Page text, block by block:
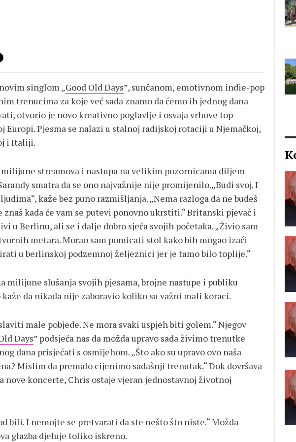
singlom „Good Old Days”, sunčanom, emotivnom indie-pop
trenucima za koje već sada znamo da ćemo ih jednog dana
otvorio je novo kreativno poglavlje i osvaja vrhove top-
Europi. Pjesma se nalazi u stalnoj radijskoj rotaciji u Njemačkoj,
i Italiji.
streamova i nastupa na velikim pozornicama diljem
smatra da se ono najvažnije nije promijenilo.„Budi svoj. I
kaže bez puno razmišljanja. „Nema razloga da ne budeš
znaš kada će vam se putevi ponovno ukrstiti.“ Britanski pjevač i
u Berlinu, ali se i dalje dobro sjeća svojih početaka. „Živio sam
metara. Morao sam pomicati stol kako bih mogao izaći
u berlinskoj podzemnoj željeznici jer je tamo bilo toplije.“
milijune slušanja svojih pjesama, brojne nastupe i publiku
da nikada nije zaboravio koliko su važni mali koraci.
male pobjede. Ne mora svaki uspjeh biti golem.“ Njegov
Days” podsjeća nas da možda upravo sada živimo trenutke
dana prisjećati s osmijehom. „Što ako su upravo ovo naša
Mislim da premalo cijenimo sadašnji trenutak.“ Dok dovršava
nove koncerte, Chris ostaje vjeran jednostavnoj životnoj
bili. I nemojte se pretvarati da ste nešto što niste.“ Možda
glazba djeluje toliko iskreno.